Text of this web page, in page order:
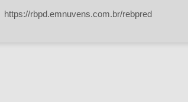
https://rbpd.emnuvens.com.br/rebpred